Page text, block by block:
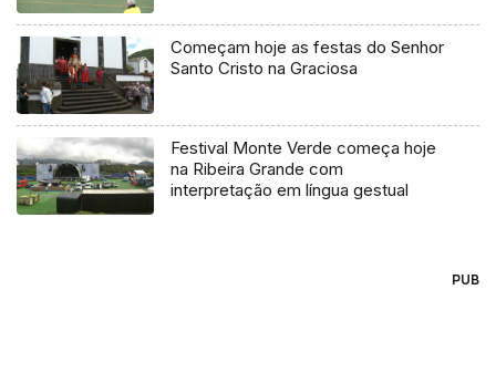
Começam hoje as festas do Senhor
Santo Cristo na Graciosa
Festival Monte Verde começa hoje
na Ribeira Grande com
interpretação em língua gestual
PUB